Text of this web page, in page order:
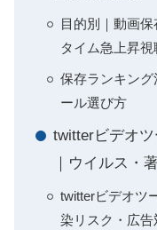
目的別｜動画
タイム急上昇視
保存ランキン
ール選び方
twitterビデオ
｜ウイルス・
twitterビデオツ
染リスク・広告